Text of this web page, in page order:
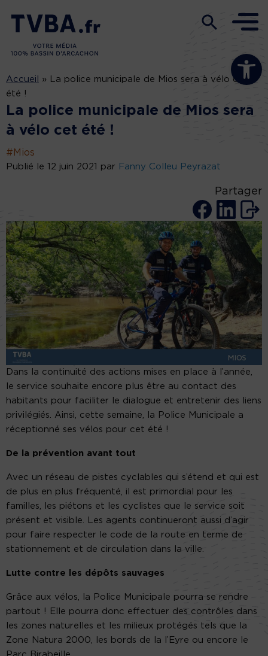
Ouvrir la
Accueil »
La police municipale de Mios sera à vélo cet
été !
La police municipale de Mios sera
à vélo cet été !
#Mios
Publié le 12 juin 2021 par Fanny Colleu Peyrazat
Partager
Dans la continuité des actions mises en place à l’année,
le service souhaite encore plus être au contact des
habitants pour faciliter le dialogue et entretenir des liens
privilégiés. Ainsi, cette semaine, la Police Municipale a
réceptionné ses vélos pour cet été !
De la prévention avant tout
Avec un réseau de pistes cyclables qui s’étend et qui est
de plus en plus fréquenté, il est primordial pour les
familles, les piétons et les cyclistes que le service soit
présent et visible. Les agents continueront aussi d’agir
pour faire respecter le code de la route en terme de
stationnement et de circulation dans la ville.
Lutte contre les dépôts sauvages
Grâce aux vélos, la Police Municipale pourra se rendre
partout ! Elle pourra donc effectuer des contrôles dans
les zones naturelles et les milieux protégés tels que la
Zone Natura 2000, les bords de la l’Eyre ou encore le